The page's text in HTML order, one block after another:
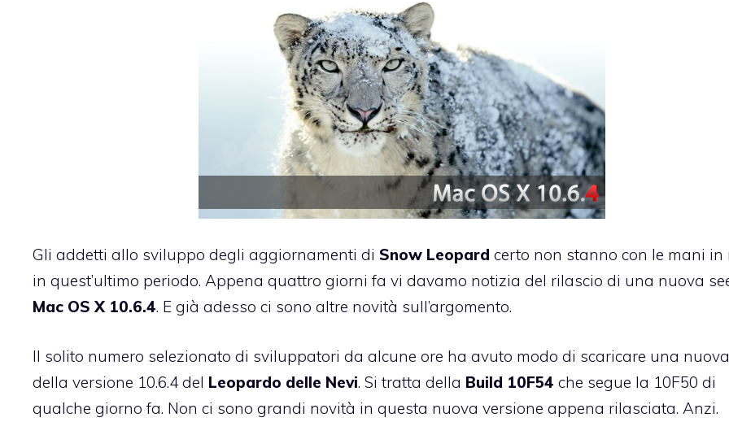
Gli addetti allo sviluppo degli aggiornamenti di Snow Leopard certo non stanno con le mani in
in quest’ultimo periodo. Appena quattro giorni fa vi davamo notizia del rilascio di una nuova
Mac OS X 10.6.4. E già adesso ci sono altre novità sull’argomento.
Il solito numero selezionato di sviluppatori da alcune ore ha avuto modo di scaricare una
della versione 10.6.4 del Leopardo delle Nevi. Si tratta della Build 10F54 che segue la 10F50 di
qualche giorno fa. Non ci sono grandi novità in questa nuova versione appena rilasciata. Anzi.